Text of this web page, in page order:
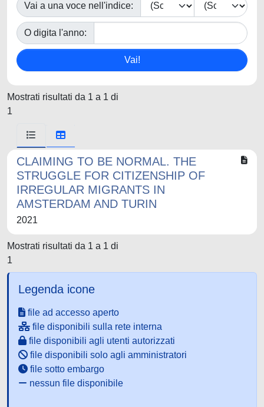
Vai a una voce nell'indice:
O digita l'anno:
Mostrati risultati da 1 a 1 di
1
CLAIMING TO BE NORMAL. THE
STRUGGLE FOR CITIZENSHIP OF
IRREGULAR MIGRANTS IN
AMSTERDAM AND TURIN
2021
Mostrati risultati da 1 a 1 di
1
Legenda icone
file ad accesso aperto
file disponibili sulla rete interna
file disponibili agli utenti autorizzati
file disponibili solo agli amministratori
file sotto embargo
nessun file disponibile